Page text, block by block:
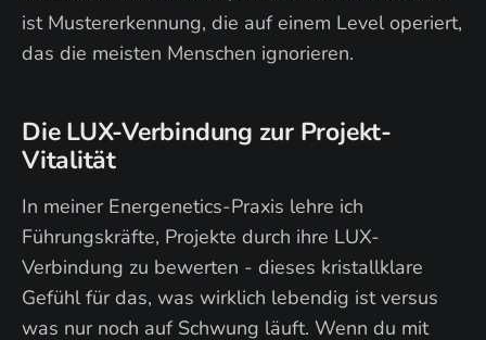
ist Mustererkennung, die auf einem Level operiert,
das die meisten Menschen ignorieren.
Die LUX-Verbindung zur Projekt-
Vitalität
In meiner Energenetics-Praxis lehre ich
Führungskräfte, Projekte durch ihre LUX-
Verbindung zu bewerten - dieses kristallklare
Gefühl für das, was wirklich lebendig ist versus
was nur noch auf Schwung läuft. Wenn du mit